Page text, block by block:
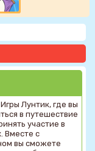
Лунтик, где вы
в путешествие
участие в
Вместе с
вы сможете